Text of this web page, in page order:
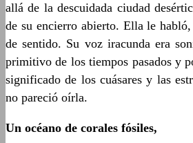
allá de la descuidada ciudad
de su encierro abierto. Ella le habló,
de sentido. Su voz iracunda era
primitivo de los tiempos pasados y
significado de los cuásares y las
no pareció oírla.
Un océano de corales fósiles,